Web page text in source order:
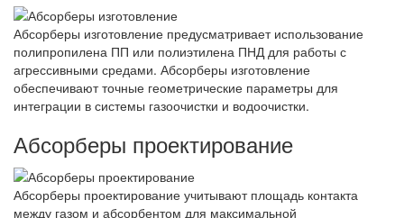
Абсорберы изготовление предусматривает использование
полипропилена ПП или полиэтилена ПНД для работы с
агрессивными средами. Абсорберы изготовление
обеспечивают точные геометрические параметры для
интеграции в системы газоочистки и водоочистки.
Абсорберы проектирование
Абсорберы проектирование учитывают площадь контакта
между газом и абсорбентом для максимальной